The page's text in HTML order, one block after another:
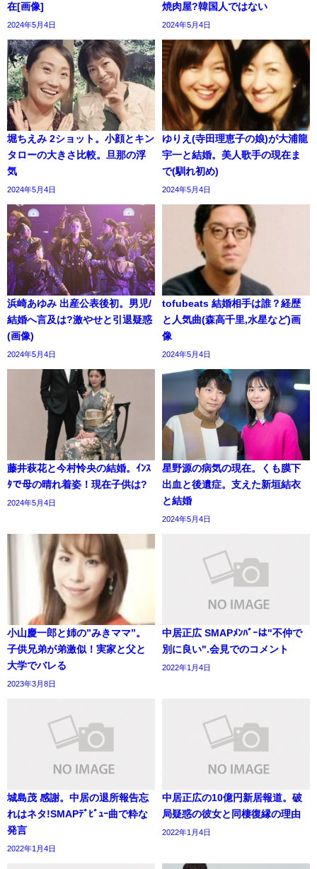
在[画像]
2024年5月4日
焼肉屋?韓国人ではない
2024年5月4日
堀ちえみ 2ショット。小顔とキン
タローの大きさ比較。旦那の浮
気
2024年5月4日
ゆりえ(寺田理恵子の娘)が大浦龍
宇一と結婚。美人歌手の現在ま
で(馴れ初め)
2024年5月4日
浜崎あゆみ 出産公表後初。男児/
結婚へ言及は?激やせと引退疑惑
(画像)
2024年5月4日
tofubeats 結婚相手は誰？経歴
と人気曲(森高千里,水星など)画
像
2024年5月4日
藤井萩花と今村怜央の結婚。ｲﾝｽ
ﾀで母の晴れ着姿！現在子供は?
2024年5月4日
星野源の病気の現在。くも膜下
出血と後遺症。支えた新垣結衣
と結婚
2024年5月4日
小山慶一郎と姉の”みきママ”。
子供兄弟が弟激似！実家と父と
大学でバレる
2023年3月8日
中居正広 SMAPﾒﾝﾊﾞｰは"不仲で
別に良い".会見でのコメント
2022年1月4日
城島茂 感謝。中居の退所報告忘
れはネタ!SMAPﾃﾞﾋﾞｭｰ曲で粋な
発言
2022年1月4日
中居正広の10億円新居報道。破
局疑惑の彼女と同棲復縁の理由
2022年1月4日